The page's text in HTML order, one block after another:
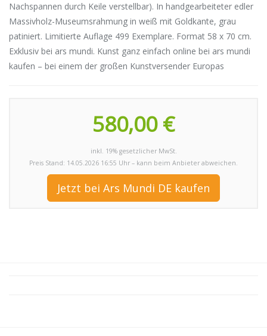
Nachspannen durch Keile verstellbar). In handgearbeiteter edler
Massivholz-Museumsrahmung in weiß mit Goldkante, grau
patiniert. Limitierte Auflage 499 Exemplare. Format 58 x 70 cm.
Exklusiv bei ars mundi. Kunst ganz einfach online bei ars mundi
kaufen – bei einem der großen Kunstversender Europas
580,00 €
inkl. 19% gesetzlicher MwSt.
Preis Stand: 14.05.2026 16:55 Uhr – kann beim Anbieter abweichen.
Jetzt bei Ars Mundi DE kaufen